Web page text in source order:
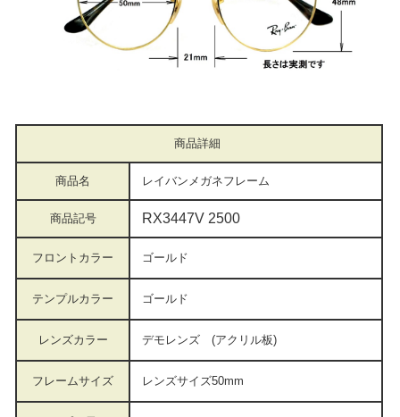
商品詳細
商品名 レイバンメガネフレーム
商品記号 RX3447V 2500
フロントカラー ゴールド
テンプルカラー ゴールド
レンズカラー デモレンズ (アクリル板)
フレームサイズ レンズサイズ50mm